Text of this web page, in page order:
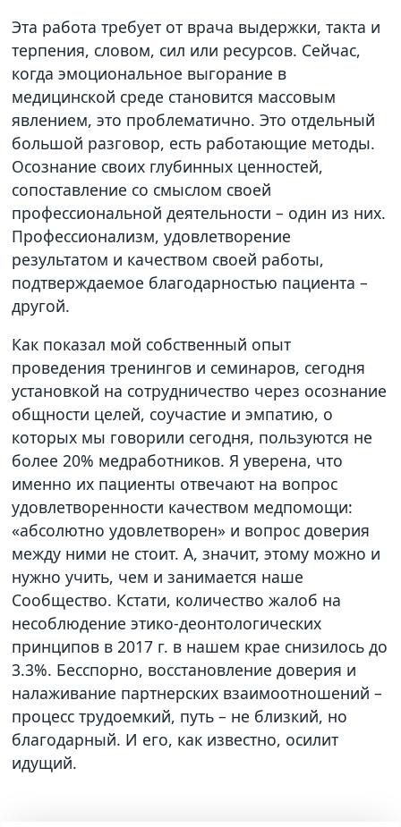
Эта работа требует от врача выдержки, такта и
терпения, словом, сил или ресурсов. Сейчас,
когда эмоциональное выгорание в
медицинской среде становится массовым
явлением, это проблематично. Это отдельный
большой разговор, есть работающие методы.
Осознание своих глубинных ценностей,
сопоставление со смыслом своей
профессиональной деятельности – один из них.
Профессионализм, удовлетворение
результатом и качеством своей работы,
подтверждаемое благодарностью пациента –
другой.
Как показал мой собственный опыт
проведения тренингов и семинаров, сегодня
установкой на сотрудничество через осознание
общности целей, соучастие и эмпатию, о
которых мы говорили сегодня, пользуются не
более 20% медработников. Я уверена, что
именно их пациенты отвечают на вопрос
удовлетворенности качеством медпомощи:
«абсолютно удовлетворен» и вопрос доверия
между ними не стоит. А, значит, этому можно и
нужно учить, чем и занимается наше
Сообщество. Кстати, количество жалоб на
несоблюдение этико-деонтологических
принципов в 2017 г. в нашем крае снизилось до
3.3%. Бесспорно, восстановление доверия и
налаживание партнерских взаимоотношений –
процесс трудоемкий, путь – не близкий, но
благодарный. И его, как известно, осилит
идущий.